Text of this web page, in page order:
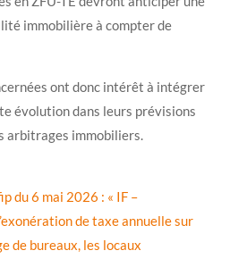
immobilière à compter de
ont donc intérêt à intégrer
évolution dans leurs prévisions
arbitrages immobiliers.
du 6 mai 2026 : « IF –
de taxe annuelle sur
de bureaux, les locaux